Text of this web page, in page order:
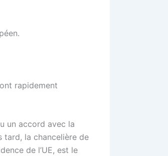
rapidement
un accord avec la
tard, la chancelière de
de l’UE, est le